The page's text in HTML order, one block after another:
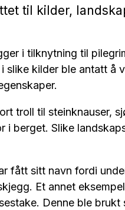
til kilder,
i tilknytning til
i slike kilder ble antatt
troll til steinknauser,
i berget. Slike
fått sitt navn fordi
Et annet
Denne ble